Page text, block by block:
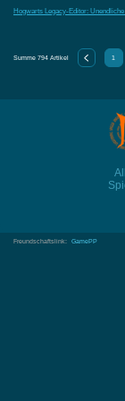
Hogwarts Legacy-Editor:
Summe 794 Artikel 1
Freundschaftslink: GamePP